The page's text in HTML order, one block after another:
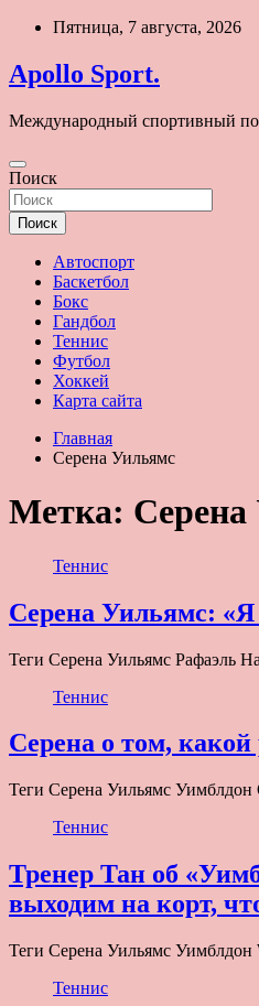
Перейти
содержимому
Пятница, 7 августа, 2026
Apollo Sport.
Международный спортивный
Поиск
Поиск
Автоспорт
Баскетбол
Бокс
Гандбол
Теннис
Футбол
Хоккей
Карта сайта
Главная
Серена Уильямс
Метка:
Теннис
Серена Уильямс: «Я
Теги Серена Уильямс Рафаэль
Теннис
Серена о том, какой
Теги Серена Уильямс Уимблдон
Теннис
Тренер Тан об
выходим на корт,
Теги Серена Уильямс
Теннис